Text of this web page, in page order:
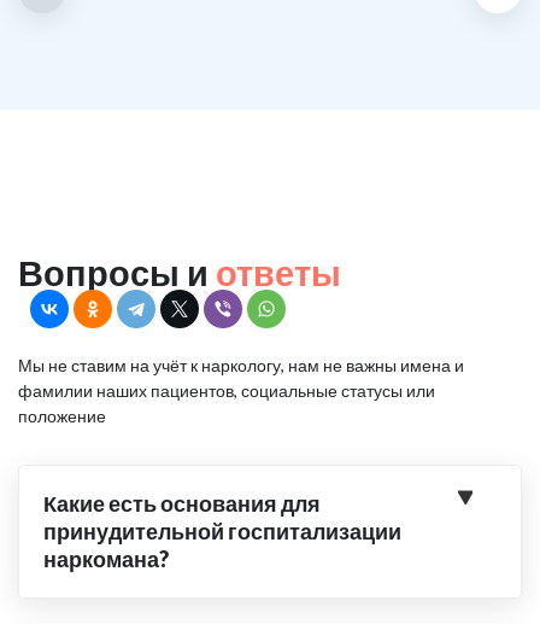
Вопросы и ответы
Мы не ставим на учёт к наркологу, нам не важны имена и
фамилии наших пациентов, социальные статусы или
положение
Какие есть основания для
принудительной госпитализации
наркомана?